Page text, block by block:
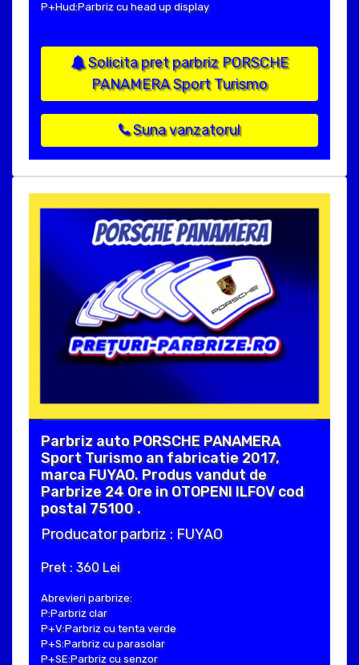
P+Hud:Parbriz cu head up display
Solicita pret parbriz PORSCHE
PANAMERA Sport Turismo
Suna vanzatorul
Parbriz auto PORSCHE PANAMERA
Sport Turismo an fabricatie 2017,
marca FUYAO. Produs vandut de
Parbrize 24 Ore in OTOPENI ILFOV cod
postal 75100 .
Producator parbriz : FUYAO
Pret : 360 Lei
Abrevieri parbrize:
P:Parbriz clar
P+V:Parbriz cu tenta verde
P+S:Parbriz cu parasolar
P+SE:Parbriz cu senzor